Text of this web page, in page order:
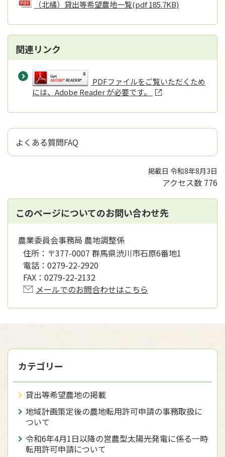
（北橘）貸出等希望農地一覧(pdf 185.7KB)
関連リンク
PDFファイルをご覧いただくため
には、Adobe Reader が必要です。
よくある質問FAQ
掲載日 令和8年8月3日
アクセス数 776
このページについてのお問い合わせ先
農業委員会事務局 農地調整係
住所： 〒377-0007 群馬県渋川市石原6番地1
電話： 0279-22-2920
FAX： 0279-22-2132
メールでのお問合わせはこちら
カテゴリー
貸出等希望農地の掲載
地域計画策定後の農地転用許可申請の事務取扱に
ついて
令和6年4月1日以降の営農型太陽光発電に係る一時
転用許可申請について